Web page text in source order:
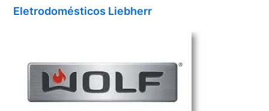
Eletrodomésticos Liebherr